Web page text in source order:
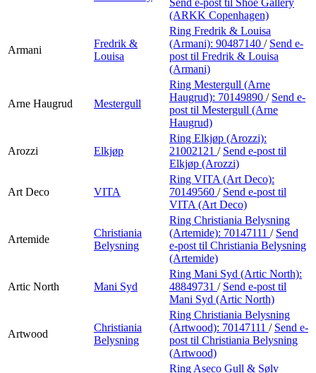
(ARKK Copenhagen)
Armani
Fredrik &
Louisa
Ring Fredrik & Louisa
(Armani): 90487140 / Send e-
post til Fredrik & Louisa
(Armani)
Arne Haugrud Mestergull
Ring Mestergull (Arne
Haugrud): 70149890 / Send e-
post til Mestergull (Arne
Haugrud)
Arozzi Elkjøp
Ring Elkjøp (Arozzi):
21002121 / Send e-post til
Elkjøp (Arozzi)
Art Deco VITA
Ring VITA (Art Deco):
70149560 / Send e-post til
VITA (Art Deco)
Artemide
Christiania
Belysning
Ring Christiania Belysning
(Artemide): 70147111 / Send
e-post til Christiania Belysning
(Artemide)
Artic North Mani Syd
Ring Mani Syd (Artic North):
48849731 / Send e-post til
Mani Syd (Artic North)
Artwood
Christiania
Belysning
Ring Christiania Belysning
(Artwood): 70147111 / Send e-
post til Christiania Belysning
(Artwood)
Ring Aseco Gull & Sølv